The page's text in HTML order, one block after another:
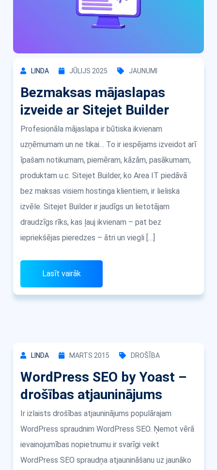
LINDA JŪLIJS 2025 JAUNUMI
Bezmaksas mājaslapas
izveide ar Sitejet Builder
Profesionāla mājaslapa ir būtiska ikvienam
uzņēmumam un ne tikai… To ir iespējams izveidot arī
īpašam notikumam, piemēram, kāzām, pasākumam,
produktam u.c. Sitejet Builder, ko Area IT piedāvā
bez maksas visiem hostinga klientiem, ir lieliska
izvēle. Sitejet Builder ir jaudīgs un lietotājam
draudzīgs rīks, kas ļauj ikvienam – pat bez
iepriekšējas pieredzes – ātri un viegli […]
Lasīt vairāk
LINDA MARTS 2015 DROŠĪBA
WordPress SEO by Yoast –
drošības atjauninājums
Ir izlaists drošības atjauninājums populārajam
WordPress spraudnim WordPress SEO. Ņemot vērā
ievainojumības nopietnumu ir svarīgi veikt
WordPress SEO spraudņa atjaunināšanu uz jaunāko